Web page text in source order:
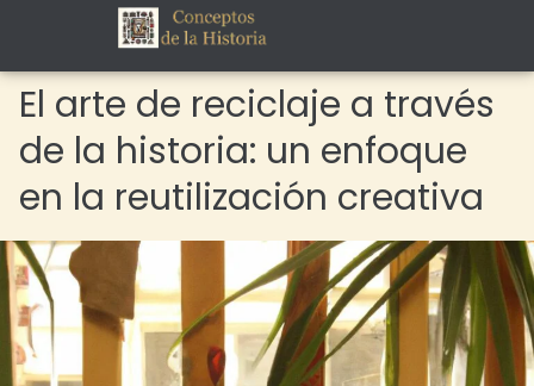
El arte de reciclaje a través
de la historia: un enfoque
en la reutilización creativa